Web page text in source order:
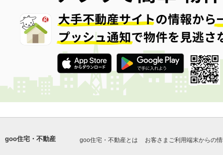
goo住宅・不動産 goo住宅・不動産とは お客さまご利用端末からの